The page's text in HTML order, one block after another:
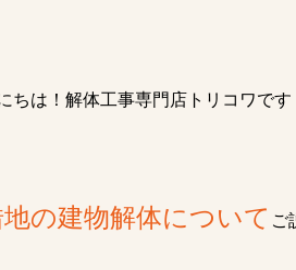
ちは！解体工事専門店トリコワです
の建物解体について ご